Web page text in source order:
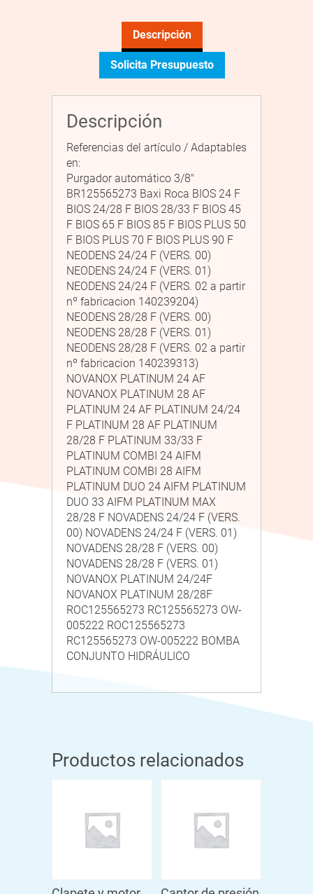
Descripción
Solicita Presupuesto
Descripción
Referencias del artículo / Adaptables
en:
Purgador automático 3/8″
BR125565273 Baxi Roca BIOS 24 F
BIOS 24/28 F BIOS 28/33 F BIOS 45
F BIOS 65 F BIOS 85 F BIOS PLUS 50
F BIOS PLUS 70 F BIOS PLUS 90 F
NEODENS 24/24 F (VERS. 00)
NEODENS 24/24 F (VERS. 01)
NEODENS 24/24 F (VERS. 02 a partir
nº fabricacion 140239204)
NEODENS 28/28 F (VERS. 00)
NEODENS 28/28 F (VERS. 01)
NEODENS 28/28 F (VERS. 02 a partir
nº fabricacion 140239313)
NOVANOX PLATINUM 24 AF
NOVANOX PLATINUM 28 AF
PLATINUM 24 AF PLATINUM 24/24
F PLATINUM 28 AF PLATINUM
28/28 F PLATINUM 33/33 F
PLATINUM COMBI 24 AIFM
PLATINUM COMBI 28 AIFM
PLATINUM DUO 24 AIFM PLATINUM
DUO 33 AIFM PLATINUM MAX
28/28 F NOVADENS 24/24 F (VERS.
00) NOVADENS 24/24 F (VERS. 01)
NOVADENS 28/28 F (VERS. 00)
NOVADENS 28/28 F (VERS. 01)
NOVANOX PLATINUM 24/24F
NOVANOX PLATINUM 28/28F
ROC125565273 RC125565273 OW-
005222 ROC125565273
RC125565273 OW-005222 BOMBA
CONJUNTO HIDRÁULICO
Productos relacionados